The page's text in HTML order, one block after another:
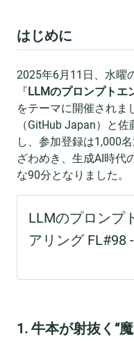
はじめに
2025年6月11日、水曜
『LLMのプロンプトエ
をテーマに開催されま
（GitHub Japan）と
し、参加登録は1,000
ざわめき、生成AI時代
な90分となりました。
1. 牛本が射抜く“